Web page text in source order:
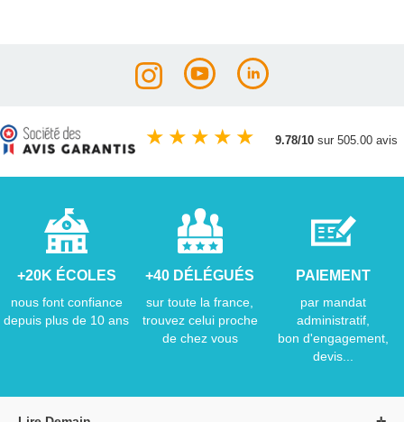
★ ★ ★ ★ ★ 9.78/10 sur 505.00 avis
+20K ÉCOLES
nous font confiance
depuis plus de 10 ans
+40 DÉLÉGUÉS
sur toute la france,
trouvez celui proche
de chez vous
PAIEMENT
par mandat
administratif,
bon d'engagement,
devis...